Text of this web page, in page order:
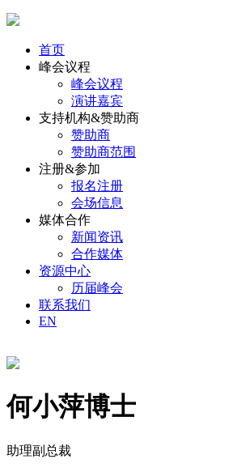
首页
峰会议程
峰会议程
演讲嘉宾
支持机构&赞助商
赞助商
赞助商范围
注册&参加
报名注册
会场信息
媒体合作
新闻资讯
合作媒体
资源中心
历届峰会
联系我们
EN
何小萍博士
助理副总裁